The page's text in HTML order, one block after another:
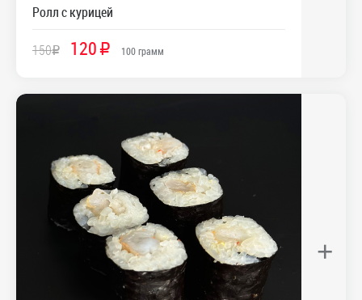
Ролл с курицей
150R 120R 100грамм
+